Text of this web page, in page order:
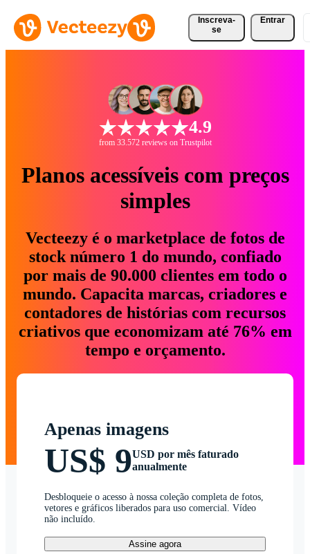
Inscreva-
se
Entrar
4.9
from 33.572 reviews on Trustpilot
Planos acessíveis com preços
simples
Vecteezy é o marketplace de fotos de
stock número 1 do mundo, confiado
por mais de 90.000 clientes em todo o
mundo. Capacita marcas, criadores e
contadores de histórias com recursos
criativos que economizam até 76% em
tempo e orçamento.
Apenas imagens
US$ 9USD por mês faturado
anualmente
Desbloqueie o acesso à nossa coleção completa de fotos,
vetores e gráficos liberados para uso comercial. Vídeo
não incluído.
Assine agora